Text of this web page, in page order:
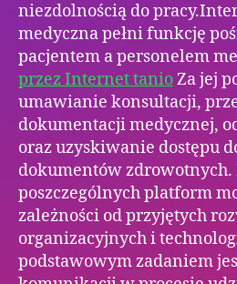
niezdolnością do
medyczna pełni funkcję
pacjentem a personelem
przez Internet tanioZa jej
umawianie konsultacji,
dokumentacji medycznej,
oraz uzyskiwanie dostępu
dokumentów
poszczególnych platform
zależności od przyjętych
organizacyjnych i
podstawowym zadaniem